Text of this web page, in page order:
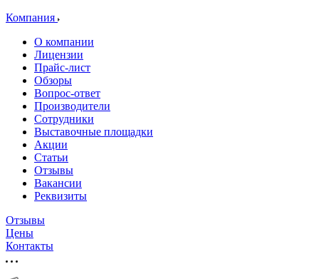
Компания
О компании
Лицензии
Прайс-лист
Обзоры
Вопрос-ответ
Производители
Сотрудники
Выставочные площадки
Акции
Статьи
Отзывы
Вакансии
Реквизиты
Отзывы
Цены
Контакты